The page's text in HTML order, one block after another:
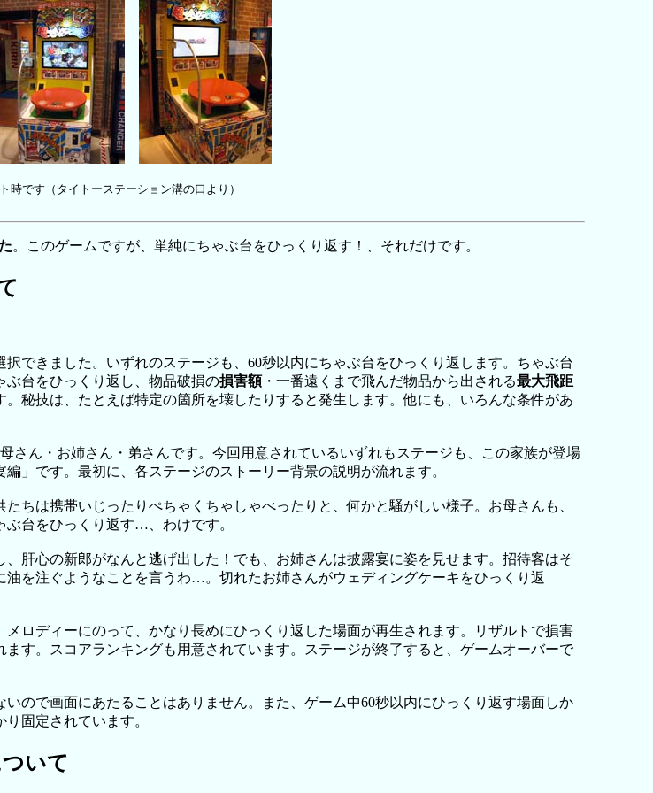
時です（タイトーステーション溝の口より）
。このゲームですが、単純にちゃぶ台をひっくり返す！、それだけです。
できました。いずれのステージも、60秒以内にちゃぶ台をひっくり返します。ちゃぶ台
台をひっくり返し、物品破損の損害額・一番遠くまで飛んだ物品から出される最大飛距
秘技は、たとえば特定の箇所を壊したりすると発生します。他にも、いろんな条件があ
さん・お姉さん・弟さんです。今回用意されているいずれもステージも、この家族が登場
」です。最初に、各ステージのストーリー背景の説明が流れます。
ちは携帯いじったりぺちゃくちゃしゃべったりと、何かと騒がしい様子。お母さんも、
台をひっくり返す…、わけです。
肝心の新郎がなんと逃げ出した！でも、お姉さんは披露宴に姿を見せます。招待客はそ
を注ぐようなことを言うわ…。切れたお姉さんがウェディングケーキをひっくり返
ロディーにのって、かなり長めにひっくり返した場面が再生されます。リザルトで損害
す。スコアランキングも用意されています。ステージが終了すると、ゲームオーバーで
ので画面にあたることはありません。また、ゲーム中60秒以内にひっくり返す場面しか
固定されています。
いて